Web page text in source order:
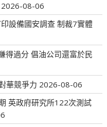
2026-08-06
設備國安調查 制裁7實體
得過分 倡油公司還富於民
華競爭力 2026-08-06
英政府研究所122次測試